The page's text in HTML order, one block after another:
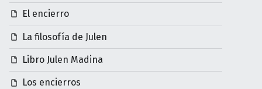
El encierro
La filosofía de Julen
Libro Julen Madina
Los encierros